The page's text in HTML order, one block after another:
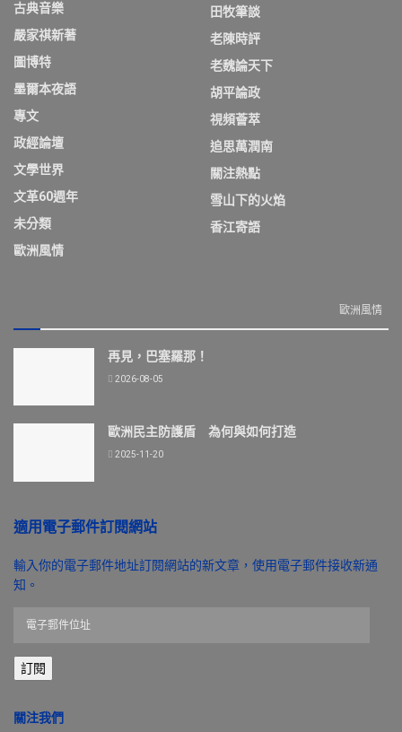
古典音樂
嚴家祺新著
圖博特
墨爾本夜語
專文
政經論壇
文學世界
文革60週年
未分類
歐洲風情
田牧筆談
老陳時評
老魏論天下
胡平論政
視頻薈萃
追思萬潤南
關注熱點
雪山下的火焰
香江寄語
歐洲風情
再見，巴塞羅那！
2026-08-05
歐洲民主防護盾 為何與如何打造
2025-11-20
適用電子郵件訂閱網站
輸入你的電子郵件地址訂閱網站的新文章，使用電子郵件接收新通
知。
郵
件
址
訂閱
關注我們